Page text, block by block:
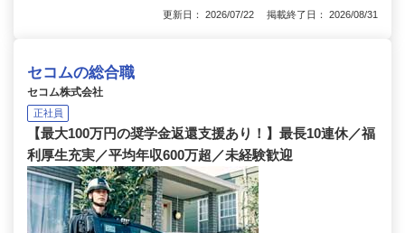
更新日： 2026/07/22 掲載終了日： 2026/08/31
セコムの総合職
セコム株式会社
正社員
【最大100万円の奨学金返還支援あり！】最長10連休／福
利厚生充実／平均年収600万超／未経験歓迎